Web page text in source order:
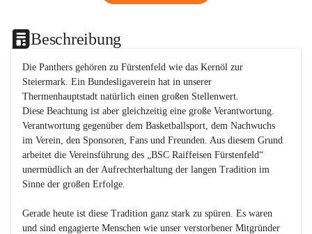
Beschreibung
Die Panthers gehören zu Fürstenfeld wie das Kernöl zur
Steiermark. Ein Bundesligaverein hat in unserer
Thermenhauptstadt natürlich einen großen Stellenwert.
Diese Beachtung ist aber gleichzeitig eine große Verantwortung.
Verantwortung gegenüber dem Basketballsport, dem Nachwuchs
im Verein, den Sponsoren, Fans und Freunden. Aus diesem Grund
arbeitet die Vereinsführung des „BSC Raiffeisen Fürstenfeld“
unermüdlich an der Aufrechterhaltung der langen Tradition im
Sinne der großen Erfolge.
Gerade heute ist diese Tradition ganz stark zu spüren. Es waren
und sind engagierte Menschen wie unser verstorbener Mitgründer